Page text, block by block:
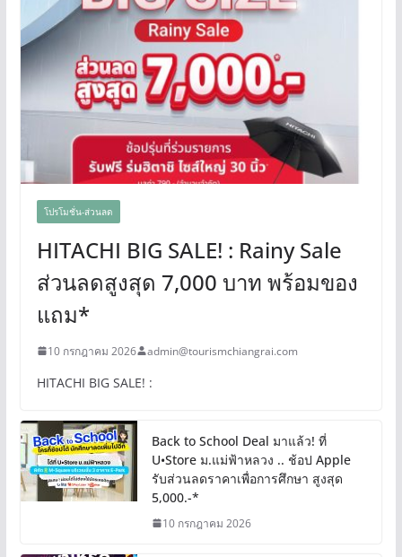
โปรโมชั่น-ส่วนลด
HITACHI BIG SALE! : Rainy Sale
ส่วนลดสูงสุด 7,000 บาท พร้อมของ
แถม*
10 กรกฎาคม 2026 admin@tourismchiangrai.com
HITACHI BIG SALE! :
Back to School Deal มาแล้ว! ที่
U•Store ม.แม่ฟ้าหลวง .. ช้อป Apple
รับส่วนลดราคาเพื่อการศึกษา สูงสุด
5,000.-*
10 กรกฎาคม 2026